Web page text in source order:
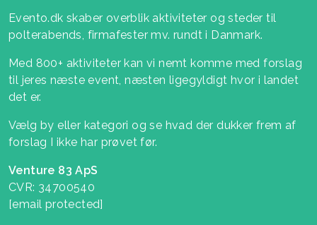
Evento.dk skaber overblik aktiviteter og steder til
polterabends, firmafester mv. rundt i Danmark.
Med 800+ aktiviteter kan vi nemt komme med forslag
til jeres næste event, næsten ligegyldigt hvor i landet
det er.
Vælg by eller kategori og se hvad der dukker frem af
forslag I ikke har prøvet før.
Venture 83 ApS
CVR: 34700540
[email protected]